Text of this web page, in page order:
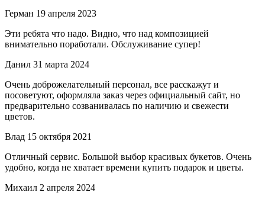
Герман 19 апреля 2023
Эти ребята что надо. Видно, что над композицией
внимательно поработали. Обслуживание супер!
Данил 31 марта 2024
Очень доброжелательный персонал, все расскажут и
посоветуют, оформляла заказ через официальный сайт, но
предварительно созванивалась по наличию и свежести
цветов.
Влад 15 октября 2021
Отличный сервис. Большой выбор красивых букетов. Очень
удобно, когда не хватает времени купить подарок и цветы.
Михаил 2 апреля 2024